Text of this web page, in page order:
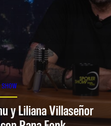
y Liliana Villaseñor